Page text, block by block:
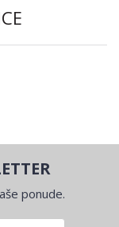
ponude.